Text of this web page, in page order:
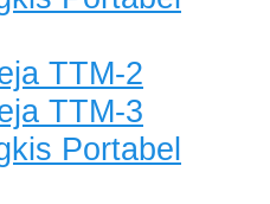
TTM-2
TTM-3
Portabel